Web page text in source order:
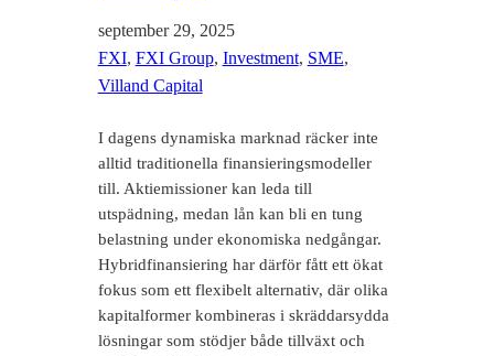
september 29, 2025
FXI, FXI Group, Investment, SME
Villand Capital
I dagens dynamiska marknad räcker inte
alltid traditionella finansieringsmodeller
till. Aktiemissioner kan leda till
utspädning, medan lån kan bli en tung
belastning under ekonomiska nedgångar.
Hybridfinansiering har därför fått ett ökat
fokus som ett flexibelt alternativ, där olika
kapitalformer kombineras i skräddarsydda
lösningar som stödjer både tillväxt och